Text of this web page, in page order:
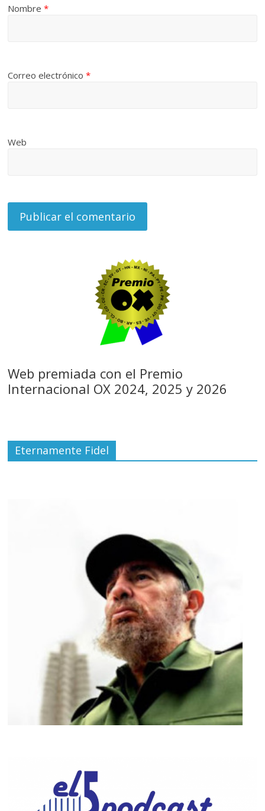
Nombre*
Correo electrónico*
Web
Web premiada con el Premio
Internacional OX 2024, 2025 y 2026
Eternamente Fidel